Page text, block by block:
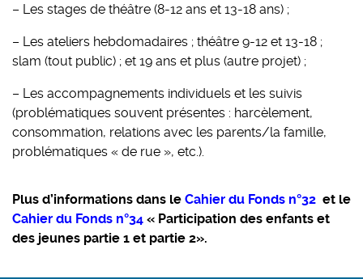
– Les stages de théâtre (8-12 ans et 13-18 ans) ;
– Les ateliers hebdomadaires ; théâtre 9-12 et 13-18 ;
slam (tout public) ; et 19 ans et plus (autre projet) ;
– Les accompagnements individuels et les suivis
(problématiques souvent présentes : harcèlement,
consommation, relations avec les parents/la famille,
problématiques « de rue », etc.).
Plus d’informations dans le Cahier du Fonds n°32 et le
Cahier du Fonds n°34 « Participation des enfants et
des jeunes partie 1 et partie 2».